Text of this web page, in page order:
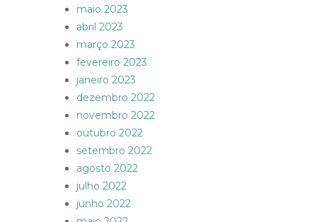
maio 2023
abril 2023
março 2023
fevereiro 2023
janeiro 2023
dezembro 2022
novembro 2022
outubro 2022
setembro 2022
agosto 2022
julho 2022
junho 2022